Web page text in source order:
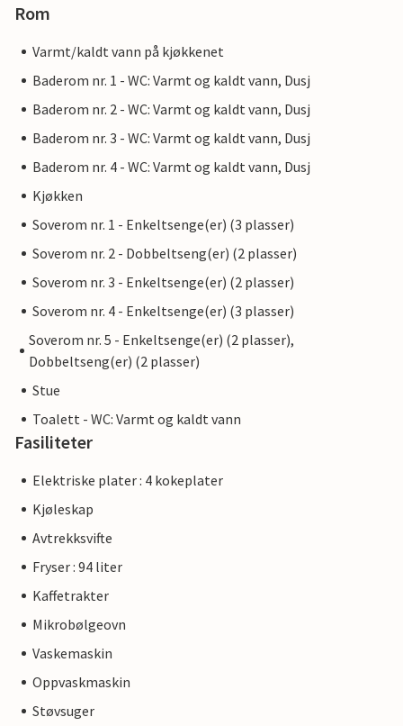
Rom
Varmt/kaldt vann på kjøkkenet
Baderom nr. 1 - WC: Varmt og kaldt vann, Dusj
Baderom nr. 2 - WC: Varmt og kaldt vann, Dusj
Baderom nr. 3 - WC: Varmt og kaldt vann, Dusj
Baderom nr. 4 - WC: Varmt og kaldt vann, Dusj
Kjøkken
Soverom nr. 1 - Enkeltsenge(er) (3 plasser)
Soverom nr. 2 - Dobbeltseng(er) (2 plasser)
Soverom nr. 3 - Enkeltsenge(er) (2 plasser)
Soverom nr. 4 - Enkeltsenge(er) (3 plasser)
Soverom nr. 5 - Enkeltsenge(er) (2 plasser),
Dobbeltseng(er) (2 plasser)
Stue
Toalett - WC: Varmt og kaldt vann
Fasiliteter
Elektriske plater : 4 kokeplater
Kjøleskap
Avtrekksvifte
Fryser : 94 liter
Kaffetrakter
Mikrobølgeovn
Vaskemaskin
Oppvaskmaskin
Støvsuger